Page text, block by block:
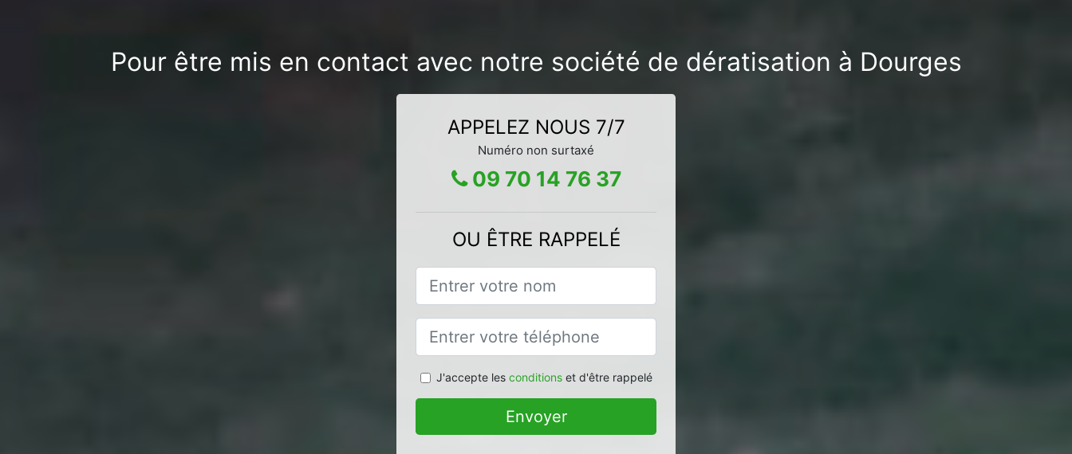
Pour être mis en contact avec notre société de dératisation à Dourges
APPELEZ NOUS 7/7
Numéro non surtaxé
09 70 14 76 37
OU ÊTRE RAPPELÉ
J'accepte les conditionset d'être rappelé
Envoyer